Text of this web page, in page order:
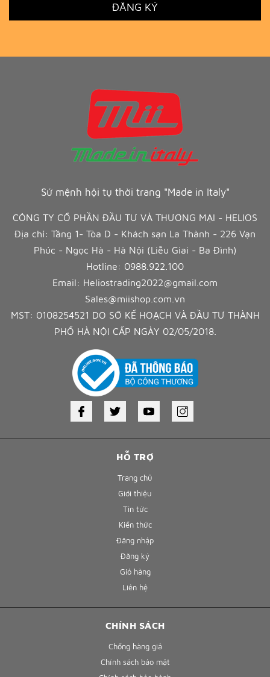
ĐĂNG KÝ
HỖ TRỢ
Trang chủ
Giới thiệu
Tin tức
Kiến thức
Đăng nhập
Đăng ký
Giỏ hàng
Liên hệ
Sứ mệnh hội tụ thời trang "Made in Italy"
CÔNG TY CỔ PHẦN ĐẦU TƯ VÀ THƯƠNG MẠI - HELIOS
Địa chỉ: Tầng 1- Tòa D - Khách sạn La Thành - 226 Vạn
Phúc - Ngọc Hà - Hà Nội (Liễu Giai - Ba Đình)
Hotline: 0988.922.100
Email: Heliostrading2022@gmail.com
Sales@miishop.com.vn
MST: 0108254521 DO SỞ KẾ HOẠCH VÀ ĐẦU TƯ THÀNH
PHỐ HÀ NỘI CẤP NGÀY 02/05/2018.
CHÍNH SÁCH
Chống hàng giả
Chính sách bảo mật